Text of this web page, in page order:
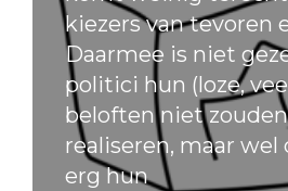
kiezers van tevoren
Daarmee is niet
politici hun (loze,
beloften niet
realiseren, maar wel
erg hun